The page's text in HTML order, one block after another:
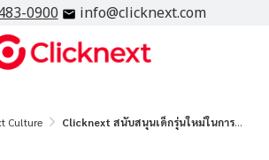
0900 info@clicknext.com
Culture Clicknext สนับสนุนเด็กรุ่นใหม่ในการแข่งขันสร้างเกม FIT Game jam 2022